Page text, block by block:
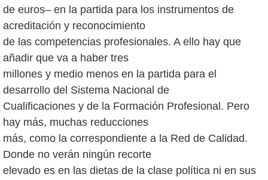
de euros– en la partida para los instrumentos de
acreditación y reconocimiento
de las competencias profesionales. A ello hay que
añadir que va a haber tres
millones y medio menos en la partida para el
desarrollo del Sistema Nacional de
Cualificaciones y de la Formación Profesional. Pero
hay más, muchas reducciones
más, como la correspondiente a la Red de Calidad.
Donde no verán ningún recorte
elevado es en las dietas de la clase política ni en sus